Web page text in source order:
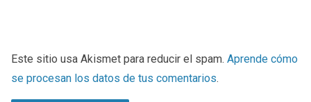
Este sitio usa Akismet para reducir el spam. Aprende cómo
se procesan los datos de tus comentarios.